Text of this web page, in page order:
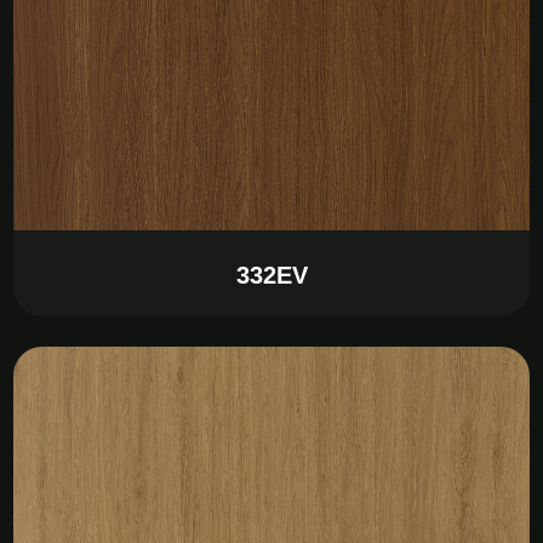
332EV